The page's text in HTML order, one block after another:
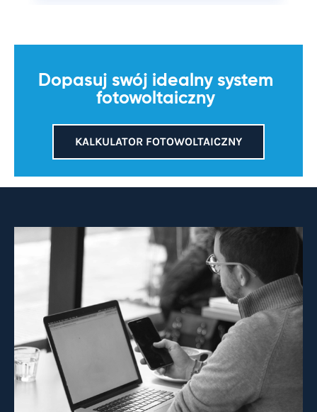
Dopasuj swój idealny system
fotowoltaiczny
KALKULATOR FOTOWOLTAICZNY